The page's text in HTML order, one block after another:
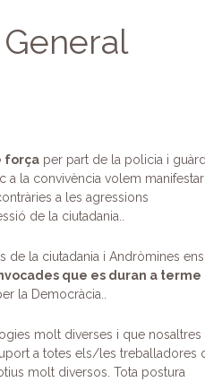
forçaper part de la policia i
la convivència volem manifestar
a les agressions
de la ciutadania..
de la ciutadania i Andròmines ens
que es duran a terme
la Democràcia..
molt diverses i que nosaltres
a totes els/les treballadores
molt diversos. Tota postura